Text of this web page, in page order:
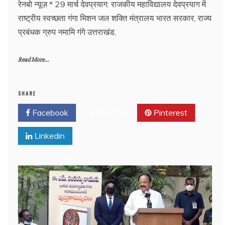
रेनबो न्यूज़ * 29 मार्च देवप्रयाग: राजकीय महाविद्यालय देवप्रयाग में
राष्ट्रीय स्वच्छता गंगा मिशन जल शक्ति मंत्रालय भारत सरकार, राज्य
प्रबंधक ग्रुप नमामि गंगे उत्तराखंड,
Read More...
SHARE
Facebook Pinterest
Linkedin